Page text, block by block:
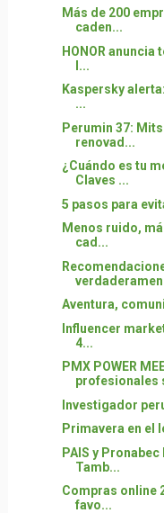
Más de 200
caden...
HONOR anuncia
l...
Kaspersky
...
Perumin 37:
renovad...
¿Cuándo es tu
Claves ...
5 pasos para
Menos ruido,
cad...
Aventura,
Influencer
4...
PMX POWER
profesionales
Investigador
Primavera en el
PAIS y
Tamb...
Compras online
favo...